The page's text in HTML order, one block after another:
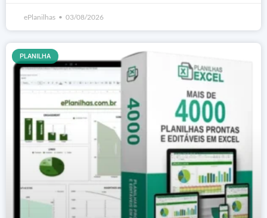
ePlanilhas 03/08/2026
PLANILHA